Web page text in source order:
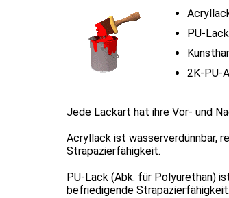
PU-
2K-PU-
Jede Lackart hat ihre Vor- und
Acryllack ist wasserverdünnbar,
Strapazierfähigkeit.
PU-Lack (Abk. für Polyurethan)
befriedigende Strapazierfähigkeit.